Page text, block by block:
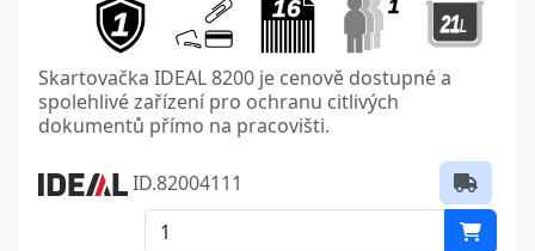
Skartovačka IDEAL 8200 je cenově dostupné a
spolehlivé zařízení pro ochranu citlivých
dokumentů přímo na pracovišti.
ID.82004111